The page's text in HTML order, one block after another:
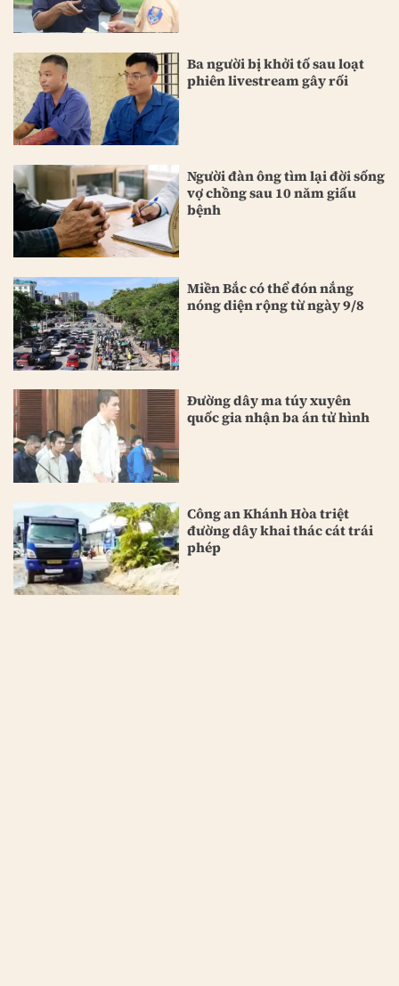
Ba người bị khởi tố sau loạt
phiên livestream gây rối
Người đàn ông tìm lại đời sống
vợ chồng sau 10 năm giấu
bệnh
Miền Bắc có thể đón nắng
nóng diện rộng từ ngày 9/8
Đường dây ma túy xuyên
quốc gia nhận ba án tử hình
Công an Khánh Hòa triệt
đường dây khai thác cát trái
phép